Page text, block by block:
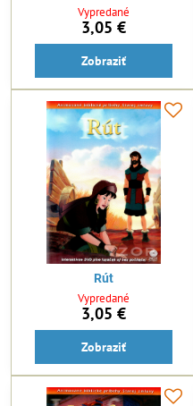
Vypredané
3,05 €
Zobraziť
Rút
Vypredané
3,05 €
Zobraziť